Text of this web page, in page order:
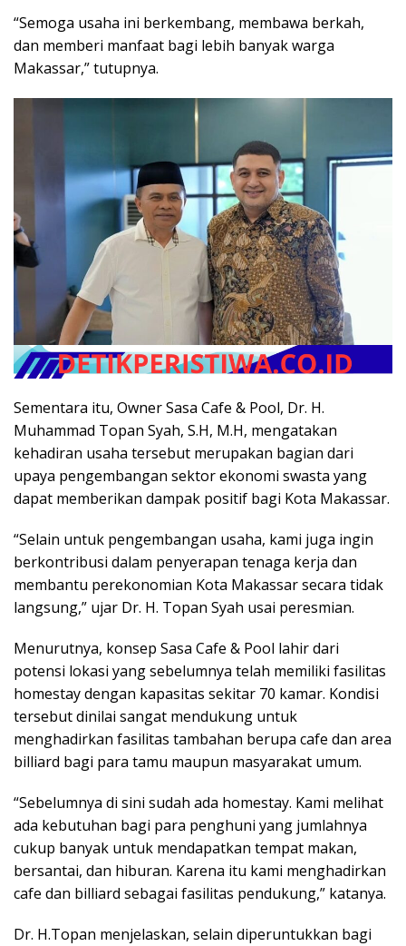
“Semoga usaha ini berkembang, membawa berkah,
dan memberi manfaat bagi lebih banyak warga
Makassar,” tutupnya.
Sementara itu, Owner Sasa Cafe & Pool, Dr. H.
Muhammad Topan Syah, S.H, M.H, mengatakan
kehadiran usaha tersebut merupakan bagian dari
upaya pengembangan sektor ekonomi swasta yang
dapat memberikan dampak positif bagi Kota Makassar.
“Selain untuk pengembangan usaha, kami juga ingin
berkontribusi dalam penyerapan tenaga kerja dan
membantu perekonomian Kota Makassar secara tidak
langsung,” ujar Dr. H. Topan Syah usai peresmian.
Menurutnya, konsep Sasa Cafe & Pool lahir dari
potensi lokasi yang sebelumnya telah memiliki fasilitas
homestay dengan kapasitas sekitar 70 kamar. Kondisi
tersebut dinilai sangat mendukung untuk
menghadirkan fasilitas tambahan berupa cafe dan area
billiard bagi para tamu maupun masyarakat umum.
“Sebelumnya di sini sudah ada homestay. Kami melihat
ada kebutuhan bagi para penghuni yang jumlahnya
cukup banyak untuk mendapatkan tempat makan,
bersantai, dan hiburan. Karena itu kami menghadirkan
cafe dan billiard sebagai fasilitas pendukung,” katanya.
Dr. H.Topan menjelaskan, selain diperuntukkan bagi